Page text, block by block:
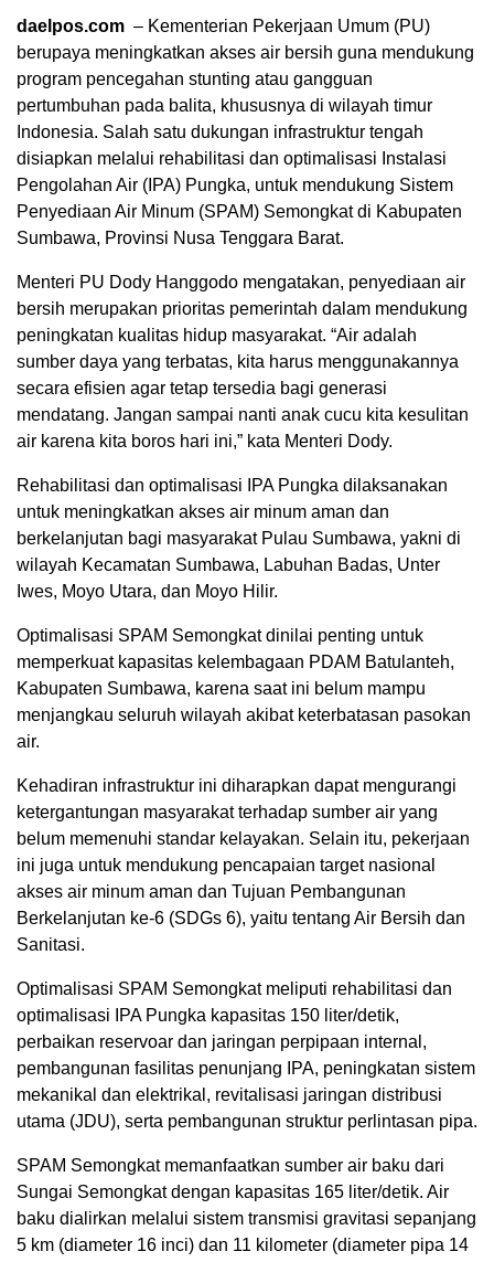
daelpos.com – Kementerian Pekerjaan Umum (PU)
berupaya meningkatkan akses air bersih guna mendukung
program pencegahan stunting atau gangguan
pertumbuhan pada balita, khususnya di wilayah timur
Indonesia. Salah satu dukungan infrastruktur tengah
disiapkan melalui rehabilitasi dan optimalisasi Instalasi
Pengolahan Air (IPA) Pungka, untuk mendukung Sistem
Penyediaan Air Minum (SPAM) Semongkat di Kabupaten
Sumbawa, Provinsi Nusa Tenggara Barat.
Menteri PU Dody Hanggodo mengatakan, penyediaan air
bersih merupakan prioritas pemerintah dalam mendukung
peningkatan kualitas hidup masyarakat. “Air adalah
sumber daya yang terbatas, kita harus menggunakannya
secara efisien agar tetap tersedia bagi generasi
mendatang. Jangan sampai nanti anak cucu kita kesulitan
air karena kita boros hari ini,” kata Menteri Dody.
Rehabilitasi dan optimalisasi IPA Pungka dilaksanakan
untuk meningkatkan akses air minum aman dan
berkelanjutan bagi masyarakat Pulau Sumbawa, yakni di
wilayah Kecamatan Sumbawa, Labuhan Badas, Unter
Iwes, Moyo Utara, dan Moyo Hilir.
Optimalisasi SPAM Semongkat dinilai penting untuk
memperkuat kapasitas kelembagaan PDAM Batulanteh,
Kabupaten Sumbawa, karena saat ini belum mampu
menjangkau seluruh wilayah akibat keterbatasan pasokan
air.
Kehadiran infrastruktur ini diharapkan dapat mengurangi
ketergantungan masyarakat terhadap sumber air yang
belum memenuhi standar kelayakan. Selain itu, pekerjaan
ini juga untuk mendukung pencapaian target nasional
akses air minum aman dan Tujuan Pembangunan
Berkelanjutan ke-6 (SDGs 6), yaitu tentang Air Bersih dan
Sanitasi.
Optimalisasi SPAM Semongkat meliputi rehabilitasi dan
optimalisasi IPA Pungka kapasitas 150 liter/detik,
perbaikan reservoar dan jaringan perpipaan internal,
pembangunan fasilitas penunjang IPA, peningkatan sistem
mekanikal dan elektrikal, revitalisasi jaringan distribusi
utama (JDU), serta pembangunan struktur perlintasan pipa.
SPAM Semongkat memanfaatkan sumber air baku dari
Sungai Semongkat dengan kapasitas 165 liter/detik. Air
baku dialirkan melalui sistem transmisi gravitasi sepanjang
5 km (diameter 16 inci) dan 11 kilometer (diameter pipa 14